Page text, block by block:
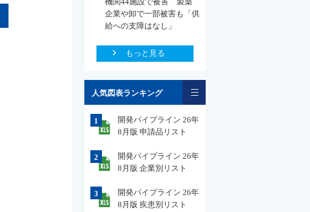
企業や卸で一部被害も「供
給への支障はなし」
もっと見る
人気図表ランキング
1
開発パイプライン 26年
8月版 申請品リスト
2
開発パイプライン 26年
8月版 企業別リスト
3
開発パイプライン 26年
8月版 疾患別リスト